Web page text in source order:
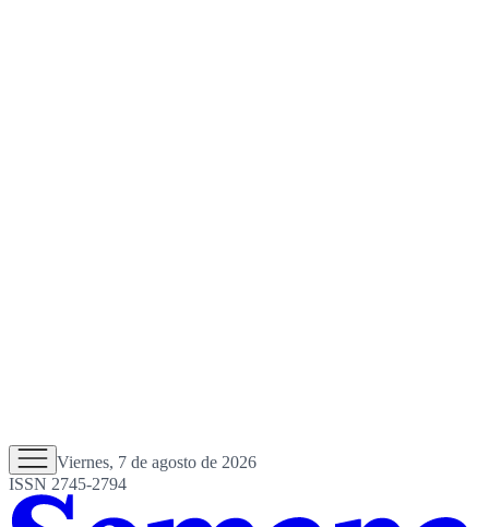
Viernes, 7 de agosto de 2026
ISSN 2745-2794